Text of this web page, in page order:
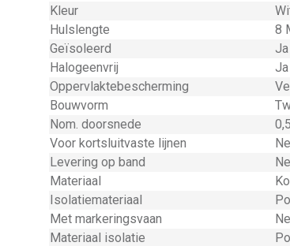
Kleur
Hulslengte
8
Geïsoleerd
Ja
Halogeenvrij
Ja
Oppervlaktebescherming
Bouwvorm
Nom. doorsnede
Voor kortsluitvaste lijnen
Levering op band
Materiaal
Isolatiemateriaal
Met markeringsvaan
Materiaal isolatie